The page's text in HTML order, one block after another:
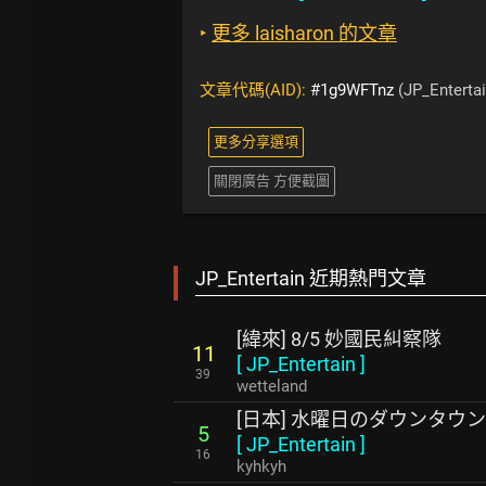
‣ 更多 laisharon 的文章
文章代碼(AID): #1g9WFTnz
更多分享選項
關閉廣告 方便截圖
JP_Entertain 近期熱門文章
11
39
[緯來] 8/5 妙國民糾察隊
[JP_Entertain ]
wetteland
5
16
[日本] 水曜日のダウンタウ
[JP_Entertain ]
kyhkyh